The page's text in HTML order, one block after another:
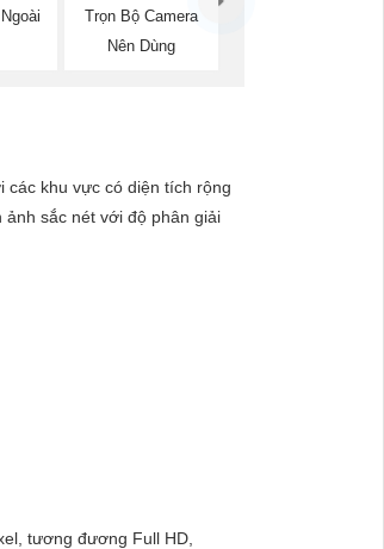
Trọn Bộ Camera
Nên Dùng
các khu vực có diện tích rộng
sắc nét với độ phân giải
trời.
tương đương Full HD,